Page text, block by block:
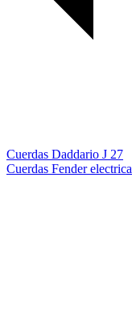
Cuerdas Daddario J 27
Cuerdas Fender electrica